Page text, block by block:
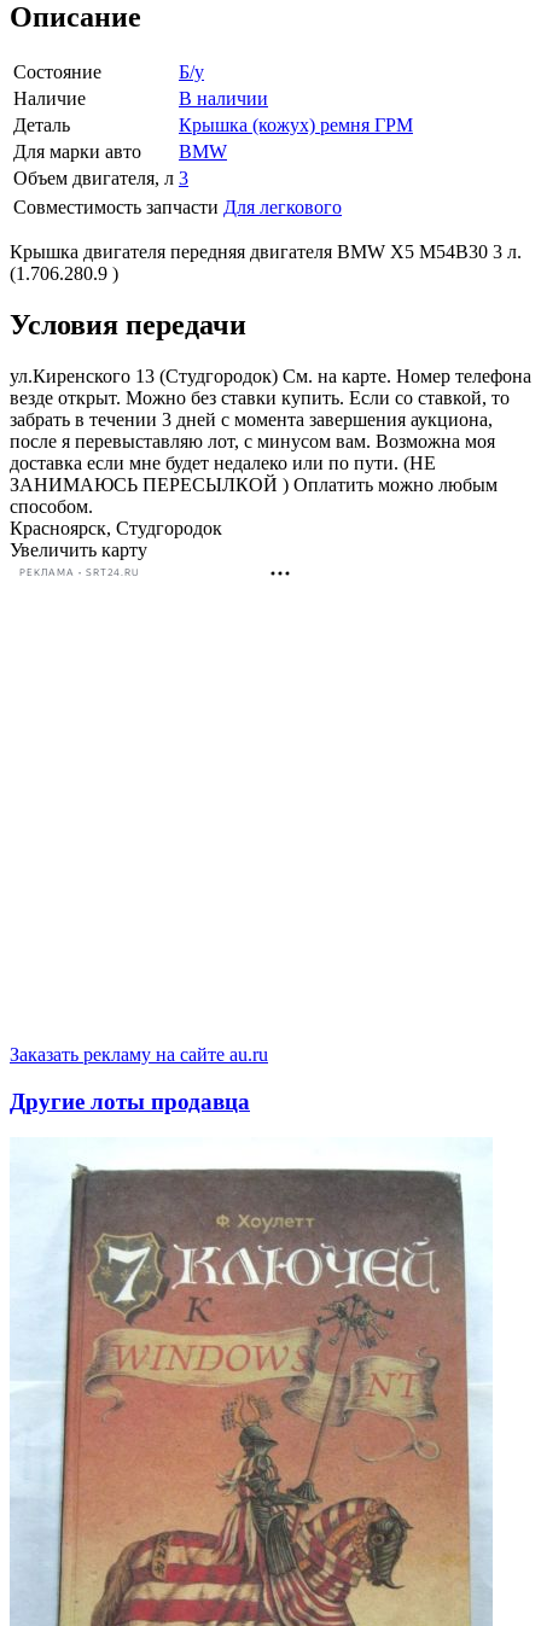
Описание
Состояние
Б/у
Наличие
В наличии
Деталь
Крышка (кожух) ремня ГРМ
Для марки авто
BMW
Объем двигателя, л 3
Совместимость запчасти Для легкового
Крышка двигателя передняя двигателя BMW X5 M54B30 3 л.
(1.706.280.9 )
Условия передачи
ул.Киренского 13 (Студгородок) См. на карте. Номер телефона
везде открыт. Можно без ставки купить. Если со ставкой, то
забрать в течении 3 дней с момента завершения аукциона,
после я перевыставляю лот, с минусом вам. Возможна моя
доставка если мне будет недалеко или по пути. (НЕ
ЗАНИМАЮСЬ ПЕРЕСЫЛКОЙ ) Оплатить можно любым
способом.
Красноярск, Студгородок
Увеличить карту
РЕКЛАМА • SRT24.RU
Заказать рекламу на сайте au.ru
Другие лоты продавца